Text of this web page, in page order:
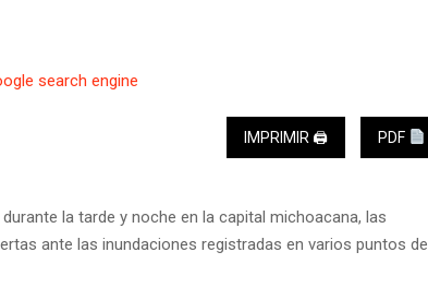
IMPRIMIR 🖨 PDF
la tarde y noche en la capital michoacana, las
ante las inundaciones registradas en varios puntos de